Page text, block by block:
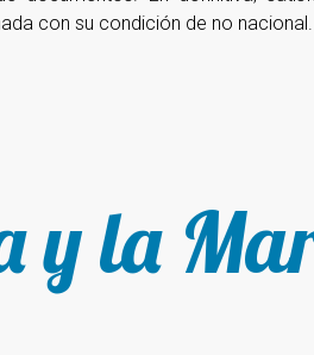
con su condición de no nacional.
y la